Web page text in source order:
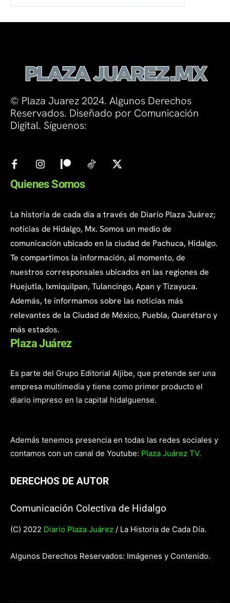
© Plaza Juarez 2024. Algunos Derechos
Reservados. Diseñado por Comunicación
Digital. Síguenos:
Quienes Somos
La historia de cada día a través de Diario Plaza Juárez;
noticias de Hidalgo, Mx. Somos un medio de
comunicación ubicado en la ciudad de Pachuca, Hidalgo.
Te compartimos la información, al momento, de
nuestros corresponsales ubicados en las regiones de
Huejutla, Ixmiquilpan, Tulancingo, Apan y Tizayuca.
Además, te informamos sobre las noticias más
relevantes de la Ciudad de México, Puebla, Querétaro y
más estados.
Plaza Juárez
Es parte del Grupo Editorial Aljibe, que pretende ser una
empresa multimedia y tiene como primer producto el
diario impreso en la capital hidalguense.
Además tenemos presencia en todas las redes sociales y
contamos con un canal de Youtube: Plaza Juárez TV.
DERECHOS DE AUTOR
Comunicación Colectiva de Hidalgo
(C) 2022 Diario Plaza Juárez / La Historia de Cada Día.
Algunos Derechos Reservados: Imágenes y Contenido.